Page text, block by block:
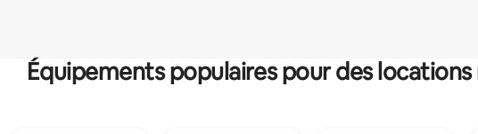
Équipements populaires pour des